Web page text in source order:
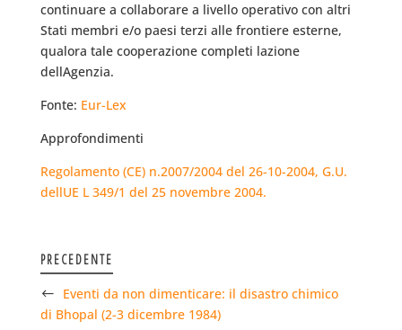
continuare a collaborare a livello operativo con altri
Stati membri e/o paesi terzi alle frontiere esterne,
qualora tale cooperazione completi lazione
dellAgenzia.
Fonte: Eur-Lex
Approfondimenti
Regolamento (CE) n.2007/2004 del 26-10-2004, G.U.
dellUE L 349/1 del 25 novembre 2004.
PRECEDENTE
Eventi da non dimenticare: il disastro chimico
di Bhopal (2-3 dicembre 1984)